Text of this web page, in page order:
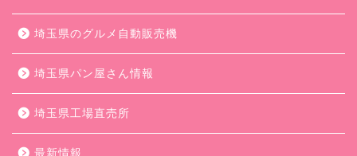
埼玉県のグルメ自動販売機
埼玉県パン屋さん情報
埼玉県工場直売所
最新情報